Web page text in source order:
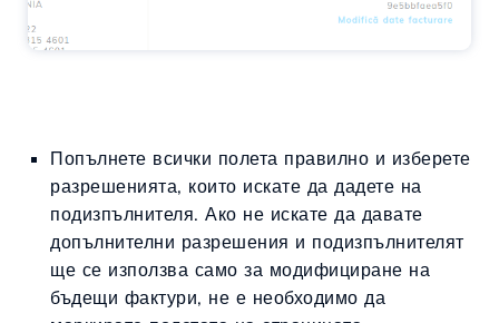
Попълнете всички полета правилно и изберете
разрешенията, които искате да дадете на
подизпълнителя. Ако не искате да давате
допълнителни разрешения и подизпълнителят
ще се използва само за модифициране на
бъдещи фактури, не е необходимо да